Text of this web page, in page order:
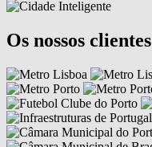
Os nossos clientes